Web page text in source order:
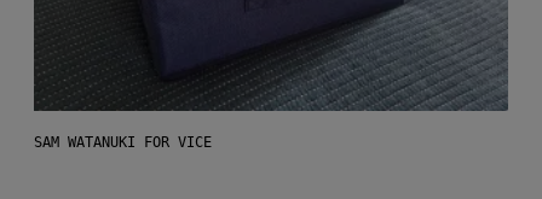
SAM WATANUKI FOR VICE